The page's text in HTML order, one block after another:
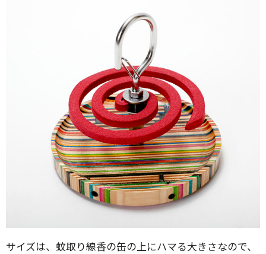
サイズは、蚊取り線香の缶の上にハマる大きさなので、